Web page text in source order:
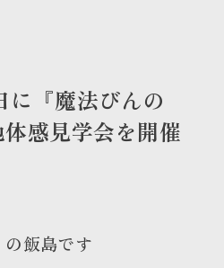
に『魔法びんの
感見学会を開催
の飯島です